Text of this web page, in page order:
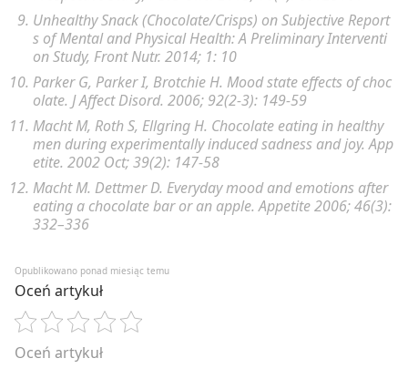
Unhealthy Snack (Chocolate/Crisps) on Subjective Report
s of Mental and Physical Health: A Preliminary Interventi
on Study, Front Nutr. 2014; 1: 10
Parker G, Parker I, Brotchie H. Mood state effects of choc
olate. J Affect Disord. 2006; 92(2-3): 149-59
Macht M, Roth S, Ellgring H. Chocolate eating in healthy
men during experimentally induced sadness and joy. App
etite. 2002 Oct; 39(2): 147-58
Macht M. Dettmer D. Everyday mood and emotions after
eating a chocolate bar or an apple. Appetite 2006; 46(3):
332–336
Opublikowano ponad miesiąc temu
Oceń artykuł
Oceń artykuł